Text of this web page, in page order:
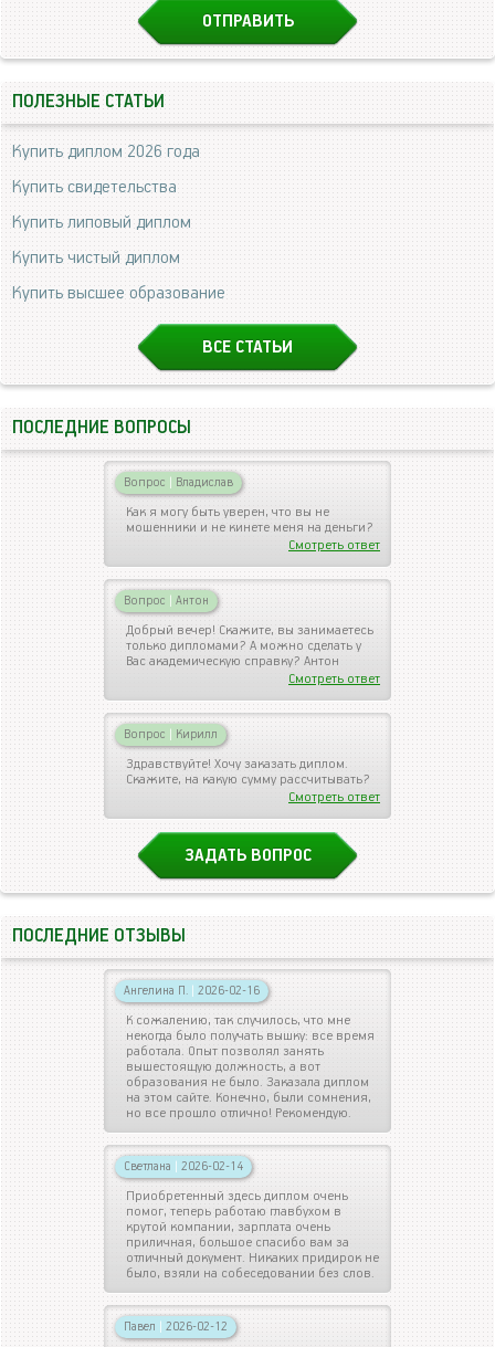
ПОЛЕЗНЫЕ СТАТЬИ
Купить диплом 2026 года
Купить свидетельства
Купить липовый диплом
Купить чистый диплом
Купить высшее образование
ВСЕ СТАТЬИ
ПОСЛЕДНИЕ ВОПРОСЫ
Вопрос | Владислав
Как я могу быть уверен, что вы не
мошенники и не кинете меня на деньги?
Смотреть ответ
Вопрос | Антон
Добрый вечер! Скажите, вы занимаетесь
только дипломами? А можно сделать у
Вас академическую справку? Антон
Смотреть ответ
Вопрос | Кирилл
Здравствуйте! Хочу заказать диплом.
Скажите, на какую сумму рассчитывать?
Смотреть ответ
ЗАДАТЬ ВОПРОС
ПОСЛЕДНИЕ ОТЗЫВЫ
Ангелина П. | 2026-02-16
К сожалению, так случилось, что мне
некогда было получать вышку: все время
работала. Опыт позволял занять
вышестоящую должность, а вот
образования не было. Заказала диплом
на этом сайте. Конечно, были сомнения,
но все прошло отлично! Рекомендую.
Светлана | 2026-02-14
Приобретенный здесь диплом очень
помог, теперь работаю главбухом в
крутой компании, зарплата очень
приличная, большое спасибо вам за
отличный документ. Никаких придирок не
было, взяли на собеседовании без слов.
Павел | 2026-02-12